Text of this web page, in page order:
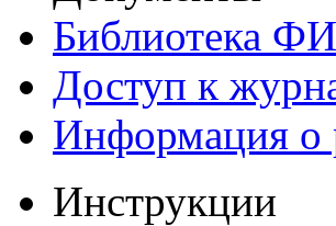
Библиотека
Доступ к
Информация о
Инструкции